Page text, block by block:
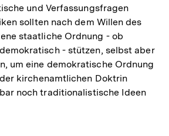
und Verfassungsfragen
sollten nach dem Willen des
staatliche Ordnung - ob
- stützen, selbst aber
um eine demokratische Ordnung
kirchenamtlichen Doktrin
noch traditionalistische Ideen